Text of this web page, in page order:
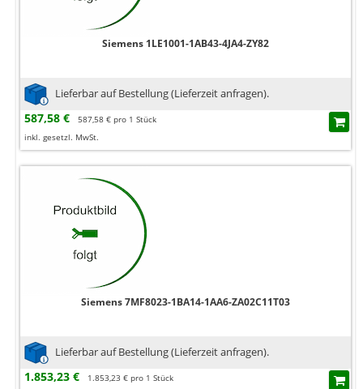
Siemens 1LE1001-1AB43-4JA4-ZY82
Lieferbar auf Bestellung (Lieferzeit anfragen).
587,58 €
587,58 € pro 1 Stück
inkl. gesetzl. MwSt.
Siemens 7MF8023-1BA14-1AA6-ZA02C11T03
Lieferbar auf Bestellung (Lieferzeit anfragen).
1.853,23 €
1.853,23 € pro 1 Stück